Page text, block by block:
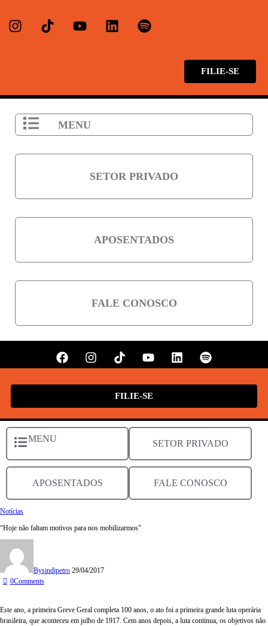
FILIE-SE
MENU
SETOR PRIVADO
APOSENTADOS
FALE CONOSCO
FILIE-SE
MENU SETOR PRIVADO
APOSENTADOS FALE CONOSCO
Notícias
“Hoje não faltam motivos para nos mobilizarmos”
Bysindipetro 29/04/2017
0Comments
Este ano, a primeira Greve Geral completa 100 anos, o ato foi a primeira grande luta operária
brasileira, que aconteceu em julho de 1917. Cem anos depois, a luta continua, os objetivos não